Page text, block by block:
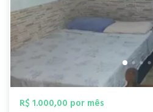
R$ 1.000,00 por mês